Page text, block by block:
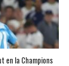
en la Champions